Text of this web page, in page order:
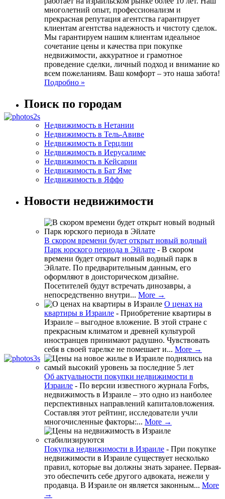
многолетний опыт, профессионализм и
прекрасная репутация агентства гарантирует
клиентам агентства надежность и чистоту сделок.
Мы гарантируем нашим клиентам идеальное
сочетание цены и качества при покупке
недвижимости, аккуратное и грамотное
проведение сделки, личный подход и внимание ко
всем пожеланиям. Ваш комфорт – это наша забота!
Подробно »
Поиск по городам
Недвижимость в Нетании
Недвижимость в Тель-Авиве
Недвижимость в Герцлии
Недвижимость в Иерусалиме
Недвижимость в Кейсарии
Недвижимость в Бат Яме
Недвижимость в Яффо
Новости недвижимости
В скором времени будет открыт новый водный
Парк юрского периода в Эйлате - В скором
времени будет открыт новый водный парк в
Эйлате. По предварительным данным, его
оформляют в доисторическом дизайне.
Посетителей будут встречать динозавры, а
непосредственно внутри... More →
О ценах на
квартиры в Израиле - Приобретение квартиры в
Израиле – выгодное вложение. В этой стране с
прекрасным климатом и древней культурой
иностранцев принимают радушно. Чувствовать
себя в своей тарелке не помешает и... More →
Об актуальности покупки недвижимости в
Израиле - По версии известного журнала Forbs,
недвижимость в Израиле – это одно из наиболее
перспективных направлений капиталовложения.
Составляя этот рейтинг, исследователи учли
многочисленные факторы:... More →
Покупка недвижимости в Израиле - При покупке
недвижимости в Израиле существует несколько
правил, которые вы должны знать заранее. Первая-
это обеспечить себе другого адвоката, нежели у
продавца. В Израиле он является законным... More
→